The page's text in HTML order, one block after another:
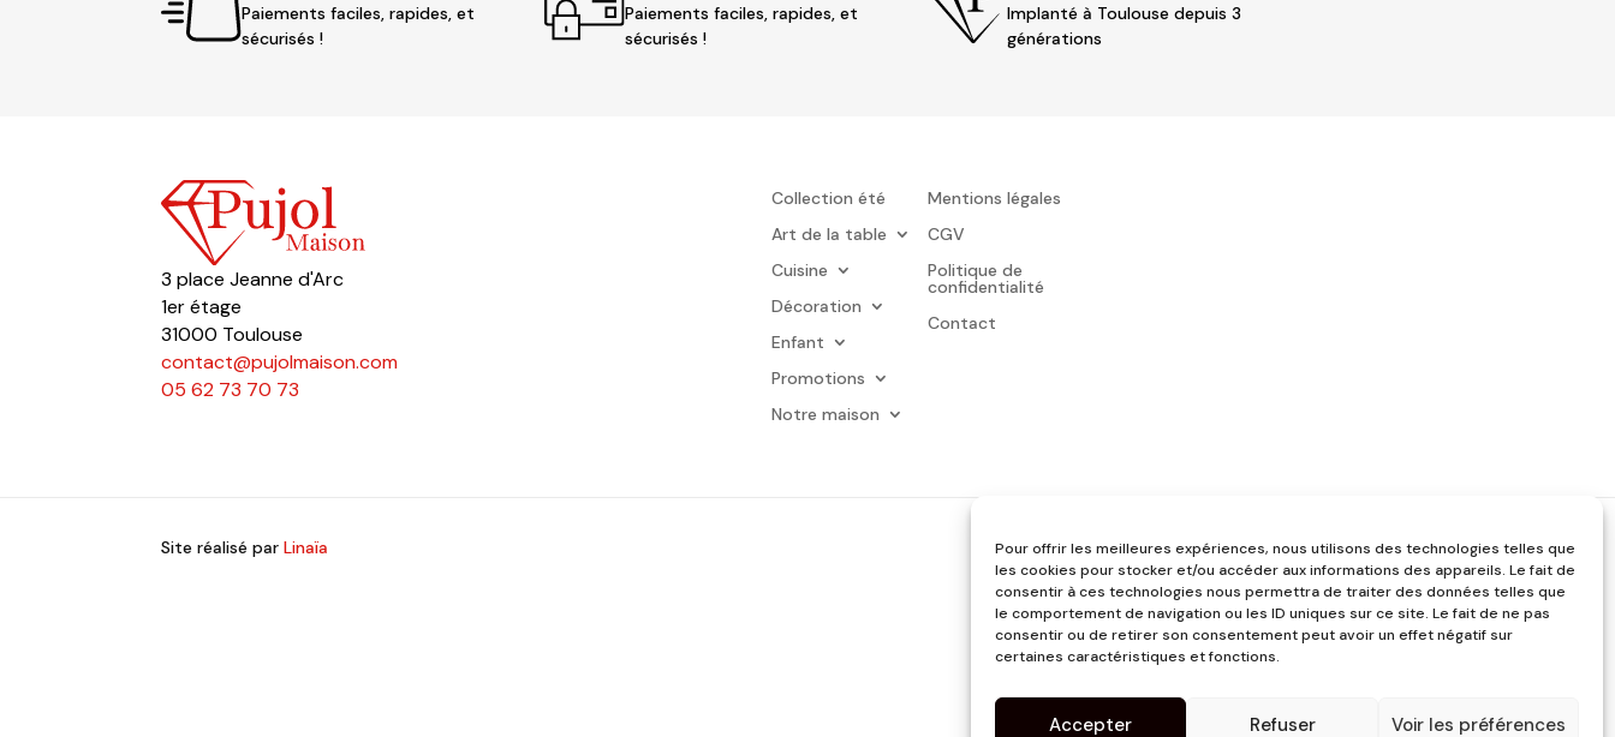
Pour offrir les meilleures expériences, nous utilisons des technologies telles que
les cookies pour stocker et/ou accéder aux informations des appareils. Le fait de
consentir à ces technologies nous permettra de traiter des données telles que
le comportement de navigation ou les ID uniques sur ce site. Le fait de ne pas
consentir ou de retirer son consentement peut avoir un effet négatif sur
certaines caractéristiques et fonctions.
Accepter Refuser Voir les préférences
Paiements faciles, rapides, et
sécurisés !
Paiements faciles, rapides, et
sécurisés !
Implanté à Toulouse depuis 3
générations
3 place Jeanne d'Arc
1er étage
31000 Toulouse
contact@pujolmaison.com
05 62 73 70 73
Collection été
Art de la table
Cuisine
Décoration
Enfant
Promotions
Notre maison
Mentions légales
CGV
Politique de
confidentialité
Contact
Site réalisé parLinaïa